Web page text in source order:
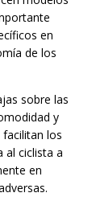
en
de los
sobre las
y
facilitan los
al ciclista a
en